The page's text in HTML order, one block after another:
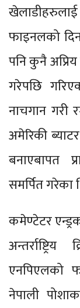
फाइनलको
पनि कुनै
गरेपछि
नाचगान गरी
अमेरिकी
बनाएबापत
समर्पित गरेका
कमेण्टेटर
एनपिएलको
नेपाली